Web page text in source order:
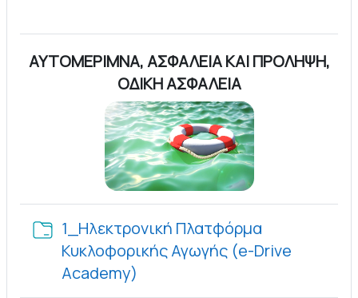
ΑΥΤΟΜΕΡΙΜΝΑ, ΑΣΦΑΛΕΙΑ ΚΑΙ ΠΡΟΛΗΨΗ,
ΟΔΙΚΗ ΑΣΦΑΛΕΙΑ
1_Ηλεκτρονική Πλατφόρμα
Κυκλοφορικής Αγωγής (e-Drive
Academy)